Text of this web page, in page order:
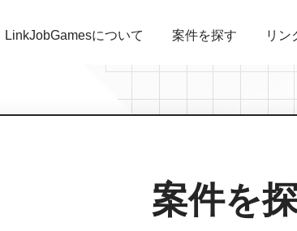
LinkJobGamesについて 案件を探す リン
案件を